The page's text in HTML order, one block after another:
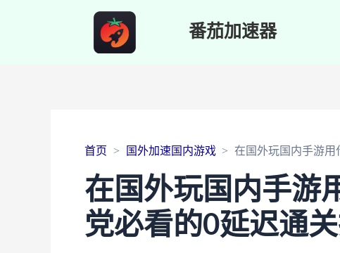
番茄加速器
首页 国外加速国内游戏 在国外玩国内手游用
在国外玩国内手游
党必看的0延迟通